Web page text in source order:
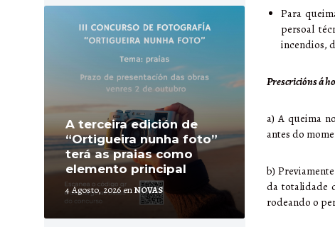
A terceira edición de
“Ortigueira nunha foto”
terá as praias como
elemento principal
4 Agosto, 2026enNOVAS
More
Para
persoal
incendios,
Prescricións á
a) A queima
antes do
b)
da totalidade
rodeando o